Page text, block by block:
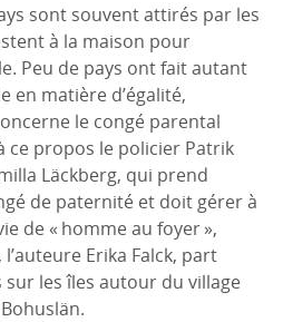
sont souvent attirés par les
à la maison pour
Peu de pays ont fait autant
en matière d’égalité,
le congé parental
ce propos le policier Patrik
Läckberg, qui prend
de paternité et doit gérer à
de « homme au foyer »,
Erika Falck, part
les îles autour du village